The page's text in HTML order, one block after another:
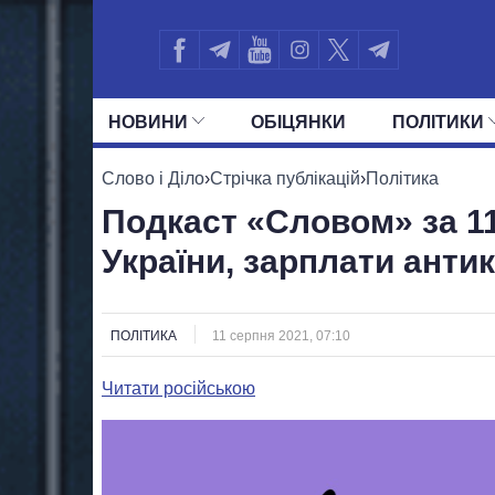
НОВИНИ ОБIЦЯНКИ ПОЛIТИКИ
УСІ ПОЛІТИКИ ПРЕЗИДЕНТ І ОФІС
Слово і Діло›Стрічка публікацій›Політика
Подкаст «Словом» за
України, зарплати
ПОЛІТИКА 11 серпня 2021, 07:10
Читати російською